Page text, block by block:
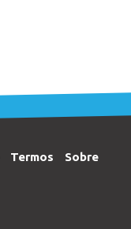
Termos
Sobre